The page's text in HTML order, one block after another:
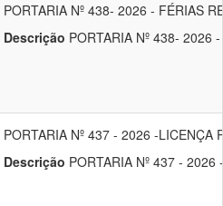
PORTARIA Nº 438- 2026 - FÉRIAS
Descrição PORTARIA Nº 438- 2026
PORTARIA Nº 437 - 2026 -LICENÇA
Descrição PORTARIA Nº 437 - 2026